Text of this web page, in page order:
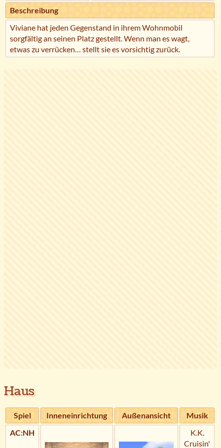
Beschreibung
Viviane hat jeden Gegenstand in ihrem Wohnmobil
sorgfältig an seinen Platz gestellt. Wenn man es wagt,
etwas zu verrücken… stellt sie es vorsichtig zurück.
Haus
Spiel Inneneinrichtung Außenansicht
Musik
AC:NH
K.K.
Cruisin'